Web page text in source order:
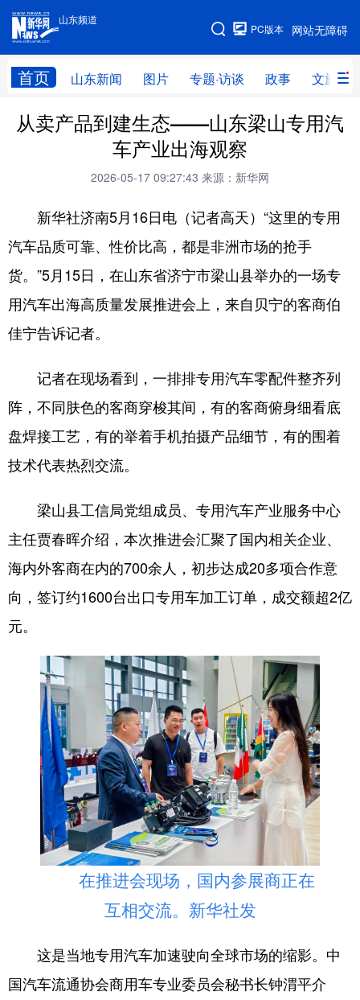
山东频道
网站无障碍
PC版本
首页 山东新闻 图片 专题·访谈 政事 文旅
手机版
网站地图
学习进行时 高层 时政 人事
财经 网评
全球连线
科技 科普 体育 文化
健康 军事 访谈 视频
食品
会展 彩票 娱乐 时尚
公益
亚太网 上市公司
地方频道
政事 文旅 社会民生 山东产经
健康 微视齐鲁
多语种频道
English Español Français عربى
Русский язык 日本語 한국어
Deutsch Português
从卖产品到建生态——山东梁山专用汽
车产业出海观察
2026-05-17 09:27:43 来源：新华网
新华社济南5月16日电（记者高天）“这里的专用
汽车品质可靠、性价比高，都是非洲市场的抢手
货。”5月15日，在山东省济宁市梁山县举办的一场专
用汽车出海高质量发展推进会上，来自贝宁的客商伯
佳宁告诉记者。
记者在现场看到，一排排专用汽车零配件整齐列
阵，不同肤色的客商穿梭其间，有的客商俯身细看底
盘焊接工艺，有的举着手机拍摄产品细节，有的围着
技术代表热烈交流。
梁山县工信局党组成员、专用汽车产业服务中心
主任贾春晖介绍，本次推进会汇聚了国内相关企业、
海内外客商在内的700余人，初步达成20多项合作意
向，签订约1600台出口专用车加工订单，成交额超2亿
元。
在推进会现场，国内参展商正在
互相交流。新华社发
这是当地专用汽车加速驶向全球市场的缩影。中
国汽车流通协会商用车专业委员会秘书长钟渭平介